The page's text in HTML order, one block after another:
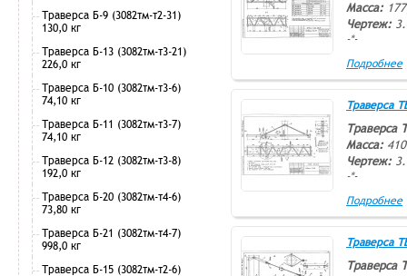
Траверса Б-9 (3082тм-т2-31)
130,0 кг
Траверса Б-13 (3082тм-т3-21)
226,0 кг
Траверса Б-10 (3082тм-т3-6)
74,10 кг
Траверса Б-11 (3082тм-т3-7)
74,10 кг
Траверса Б-12 (3082тм-т3-8)
192,0 кг
Траверса Б-20 (3082тм-т4-6)
73,80 кг
Траверса Б-21 (3082тм-т4-7)
998,0 кг
Траверса Б-15 (3082тм-т2-6)
Масса:
Чертеж:
-*-
Подробнее
Траверса
Траверса
Масса:
Чертеж:
-*-
Подробнее
Траверса
Траверса